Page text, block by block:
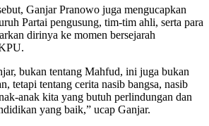
Ganjar Pranowo juga mengucapkan
Partai pengusung, tim-tim ahli, serta para
dirinya ke momen bersejarah
bukan tentang Mahfud, ini juga bukan
tetapi tentang cerita nasib bangsa, nasib
anak kita yang butuh perlindungan dan
yang baik,” ucap Ganjar.